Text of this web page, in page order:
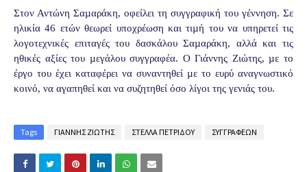
Στον Αντώνη Σαµαράκη, οφείλει τη συγγραφική του γέννηση. Σε
ηλικία 46 ετών θεωρεί υποχρέωση και τιµή του να υπηρετεί τις
λογοτεχνικές επιταγές του δασκάλου Σαµαράκη, αλλά και τις
ηθικές αξίες του µεγάλου συγγραφέα. Ο Γιάννης Ζιώτης, µε το
έργο του έχει καταφέρει να συναντηθεί µε το ευρύ αναγνωστικό
κοινό, να αγαπηθεί και να συζητηθεί όσο λίγοι της γενιάς του.
Tags ΓΙΑΝΝΗΣ ΖΙΩΤΗΣ ΣΤΕΛΛΑ ΠΕΤΡΙΔΟΥ ΣΥΓΓΡΑΦΕΩΝ